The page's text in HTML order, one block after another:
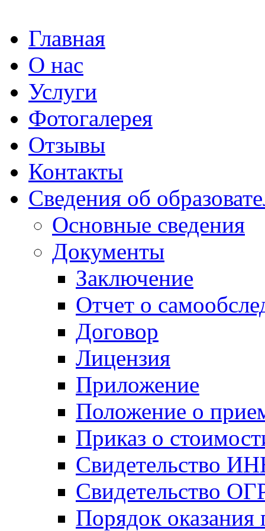
Главная
О нас
Услуги
Фотогалерея
Отзывы
Контакты
Сведения об
Основные сведения
Документы
Заключение
Отчет о
Договор
Лицензия
Приложение
Положение о
Приказ о
Свидетельство
Свидетельство
Порядок оказания